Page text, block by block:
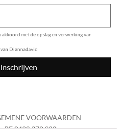
met de opslag en verwerking van
van Diannadavid
VOORWAARDEN